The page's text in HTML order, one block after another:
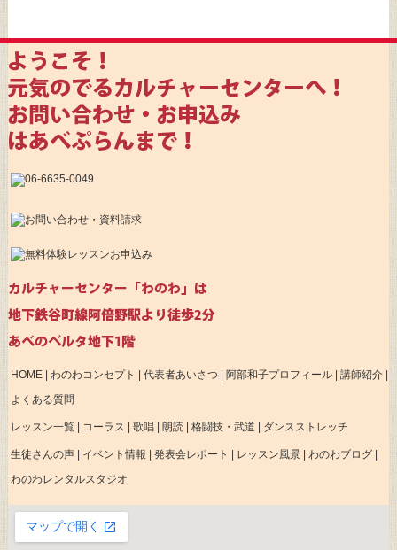
HOME わのわコンセプト 代表者あいさつ 阿部和子プロフィール 講師紹介
よくある質問
レッスン一覧 コーラス 歌唱 朗読 格闘技・武道 ダンスストレッチ
生徒さんの声 イベント情報 発表会レポート レッスン風景 わのわブログ
わのわレンタルスタジオ